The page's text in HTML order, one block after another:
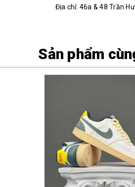
Địa chỉ: 46a & 48 Trần
Sản phẩm